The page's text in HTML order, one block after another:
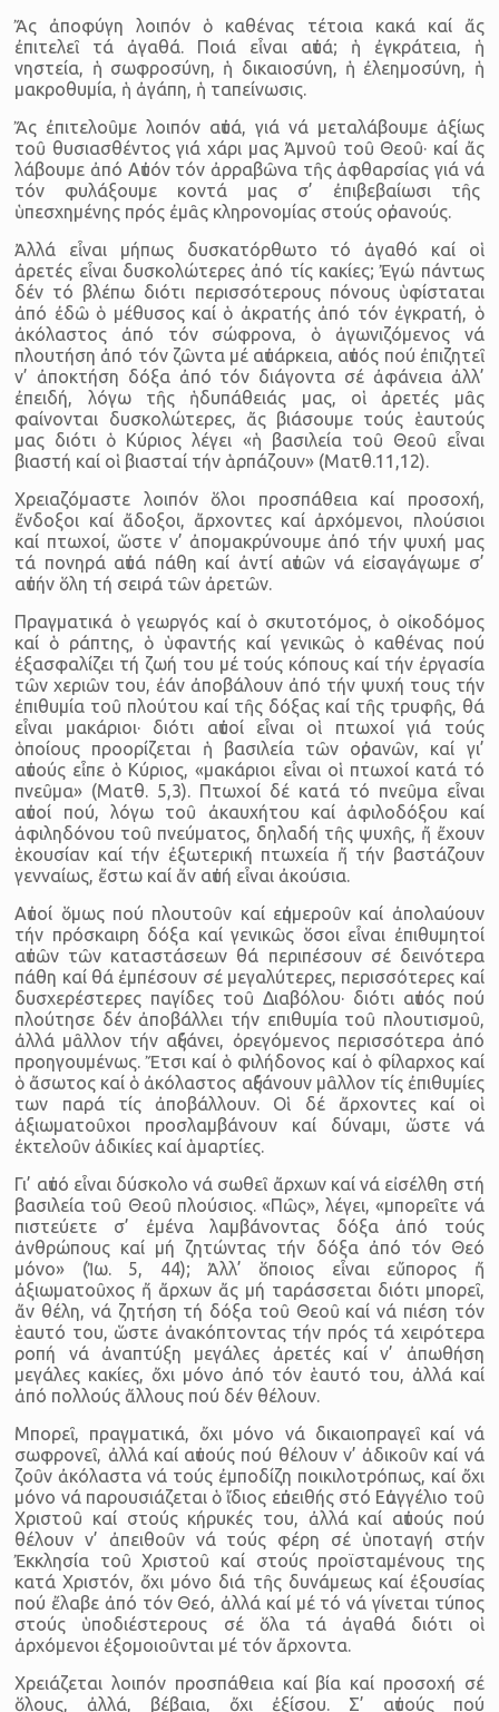
Ἄς ἀποφύγη λοιπόν ὁ καθένας τέτοια κακά καί ἄς
ἐπιτελεῖ τά ἀγαθά. Ποιά εἶναι αὐτά; ἡ ἐγκράτεια, ἡ
νηστεία, ἡ σωφροσύνη, ἡ δικαιοσύνη, ἡ ἐλεημοσύνη, ἡ
μακροθυμία, ἡ ἀγάπη, ἡ ταπείνωσις.
Ἄς ἐπιτελοῦμε λοιπόν αὐτά, γιά νά μεταλάβουμε ἀξίως
τοῦ θυσιασθέντος γιά χάρι μας Ἀμνοῦ τοῦ Θεοῦ· καί ἄς
λάβουμε ἀπό Αὐτόν τόν ἀρραβῶνα τῆς ἀφθαρσίας γιά νά
τόν φυλάξουμε κοντά μας σ’ ἐπιβεβαίωσι τῆς
ὑπεσχημένης πρός ἐμᾶς κληρονομίας στούς οὐρανούς.
Ἀλλά εἶναι μήπως δυσκατόρθωτο τό ἀγαθό καί οἱ
ἀρετές εἶναι δυσκολώτερες ἀπό τίς κακίες; Ἐγώ πάντως
δέν τό βλέπω διότι περισσότερους πόνους ὑφίσταται
ἀπό ἐδῶ ὁ μέθυσος καί ὁ ἀκρατής ἀπό τόν ἐγκρατή, ὁ
ἀκόλαστος ἀπό τόν σώφρονα, ὁ ἀγωνιζόμενος νά
πλουτήση ἀπό τόν ζῶντα μέ αὐτάρκεια, αὐτός πού ἐπιζητεῖ
ν’ ἀποκτήση δόξα ἀπό τόν διάγοντα σέ ἀφάνεια ἀλλ’
ἐπειδή, λόγω τῆς ἡδυπάθειάς μας, οἱ ἀρετές μᾶς
φαίνονται δυσκολώτερες, ἄς βιάσουμε τούς ἑαυτούς
μας διότι ὁ Κύριος λέγει «ἡ βασιλεία τοῦ Θεοῦ εἶναι
βιαστή καί οἱ βιασταί τήν ἁρπάζουν» (Ματθ.11,12).
Χρειαζόμαστε λοιπόν ὅλοι προσπάθεια καί προσοχή,
ἔνδοξοι καί ἄδοξοι, ἄρχοντες καί ἀρχόμενοι, πλούσιοι
καί πτωχοί, ὥστε ν’ ἀπομακρύνουμε ἀπό τήν ψυχή μας
τά πονηρά αὐτά πάθη καί ἀντί αὐτῶν νά εἰσαγάγωμε σ’
αὐτήν ὅλη τή σειρά τῶν ἀρετῶν.
Πραγματικά ὁ γεωργός καί ὁ σκυτοτόμος, ὁ οἰκοδόμος
καί ὁ ράπτης, ὁ ὑφαντής καί γενικῶς ὁ καθένας πού
ἐξασφαλίζει τή ζωή του μέ τούς κόπους καί τήν ἐργασία
τῶν χεριῶν του, ἐάν ἀποβάλουν ἀπό τήν ψυχή τους τήν
ἐπιθυμία τοῦ πλούτου καί τῆς δόξας καί τῆς τρυφῆς, θά
εἶναι μακάριοι· διότι αὐτοί εἶναι οἱ πτωχοί γιά τούς
ὁποίους προορίζεται ἡ βασιλεία τῶν οὐρανῶν, καί γι’
αὐτούς εἶπε ὁ Κύριος, «μακάριοι εἶναι οἱ πτωχοί κατά τό
πνεῦμα» (Ματθ. 5,3). Πτωχοί δέ κατά τό πνεῦμα εἶναι
αὐτοί πού, λόγω τοῦ ἀκαυχήτου καί ἀφιλοδόξου καί
ἀφιληδόνου τοῦ πνεύματος, δηλαδή τῆς ψυχῆς, ἤ ἔχουν
ἑκουσίαν καί τήν ἐξωτερική πτωχεία ἤ τήν βαστάζουν
γενναίως, ἔστω καί ἄν αὐτή εἶναι ἀκούσια.
Αὐτοί ὅμως πού πλουτοῦν καί εὐημεροῦν καί ἀπολαύουν
τήν πρόσκαιρη δόξα καί γενικῶς ὅσοι εἶναι ἐπιθυμητοί
αὐτῶν τῶν καταστάσεων θά περιπέσουν σέ δεινότερα
πάθη καί θά ἐμπέσουν σέ μεγαλύτερες, περισσότερες καί
δυσχερέστερες παγίδες τοῦ Διαβόλου· διότι αὐτός πού
πλούτησε δέν ἀποβάλλει τήν επιθυμία τοῦ πλουτισμοῦ,
ἀλλά μᾶλλον τήν αὐξάνει, ὀρεγόμενος περισσότερα ἀπό
προηγουμένως. Ἔτσι καί ὁ φιλήδονος καί ὁ φίλαρχος καί
ὁ ἄσωτος καί ὁ ἀκόλαστος αὐξάνουν μᾶλλον τίς ἐπιθυμίες
των παρά τίς ἀποβάλλουν. Οἱ δέ ἄρχοντες καί οἱ
ἀξιωματοῦχοι προσλαμβάνουν καί δύναμι, ὥστε νά
ἐκτελοῦν ἀδικίες καί ἁμαρτίες.
Γι’ αὐτό εἶναι δύσκολο νά σωθεῖ ἄρχων καί νά εἰσέλθη στή
βασιλεία τοῦ Θεοῦ πλούσιος. «Πῶς», λέγει, «μπορεῖτε νά
πιστεύετε σ’ ἐμένα λαμβάνοντας δόξα ἀπό τούς
ἀνθρώπους καί μή ζητώντας τήν δόξα ἀπό τόν Θεό
μόνο» (Ἰω. 5, 44); Ἀλλ’ ὅποιος εἶναι εὔπορος ἤ
ἀξιωματοῦχος ἤ ἄρχων ἄς μή ταράσσεται διότι μπορεῖ,
ἄν θέλη, νά ζητήση τή δόξα τοῦ Θεοῦ καί νά πιέση τόν
ἑαυτό του, ὥστε ἀνακόπτοντας τήν πρός τά χειρότερα
ροπή νά ἀναπτύξη μεγάλες ἀρετές καί ν’ ἀπωθήση
μεγάλες κακίες, ὄχι μόνο ἀπό τόν ἑαυτό του, ἀλλά καί
ἀπό πολλούς ἄλλους πού δέν θέλουν.
Μπορεῖ, πραγματικά, ὄχι μόνο νά δικαιοπραγεῖ καί νά
σωφρονεῖ, ἀλλά καί αὐτούς πού θέλουν ν’ ἀδικοῦν καί νά
ζοῦν ἀκόλαστα νά τούς ἐμποδίζη ποικιλοτρόπως, καί ὄχι
μόνο νά παρουσιάζεται ὁ ἴδιος εὐπειθής στό Εὐαγγέλιο τοῦ
Χριστοῦ καί στούς κήρυκές του, ἀλλά καί αὐτούς πού
θέλουν ν’ ἀπειθοῦν νά τούς φέρη σέ ὑποταγή στήν
Ἐκκλησία τοῦ Χριστοῦ καί στούς προϊσταμένους της
κατά Χριστόν, ὄχι μόνο διά τῆς δυνάμεως καί ἐξουσίας
πού ἔλαβε ἀπό τόν Θεό, ἀλλά καί μέ τό νά γίνεται τύπος
στούς ὑποδιέστερους σέ ὅλα τά ἀγαθά διότι οἱ
ἀρχόμενοι ἐξομοιοῦνται μέ τόν ἄρχοντα.
Χρειάζεται λοιπόν προσπάθεια καί βία καί προσοχή σέ
ὅλους, ἀλλά, βέβαια, ὄχι ἐξίσου. Σ’ αὐτούς πού